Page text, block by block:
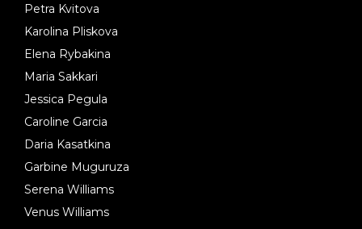
Petra Kvitova
Karolina Pliskova
Elena Rybakina
Maria Sakkari
Jessica Pegula
Caroline Garcia
Daria Kasatkina
Garbine Muguruza
Serena Williams
Venus Williams